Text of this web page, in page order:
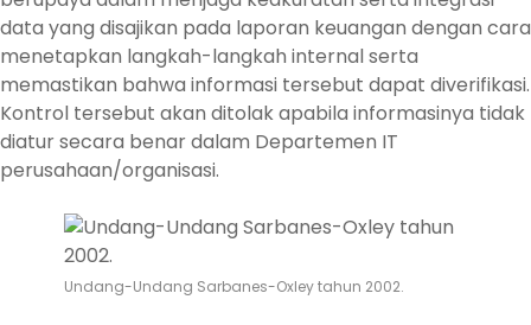
data yang disajikan pada laporan keuangan dengan cara
menetapkan langkah-langkah internal serta
memastikan bahwa informasi tersebut dapat diverifikasi.
Kontrol tersebut akan ditolak apabila informasinya tidak
diatur secara benar dalam Departemen IT
perusahaan/organisasi.
Undang-Undang Sarbanes-Oxley tahun 2002.